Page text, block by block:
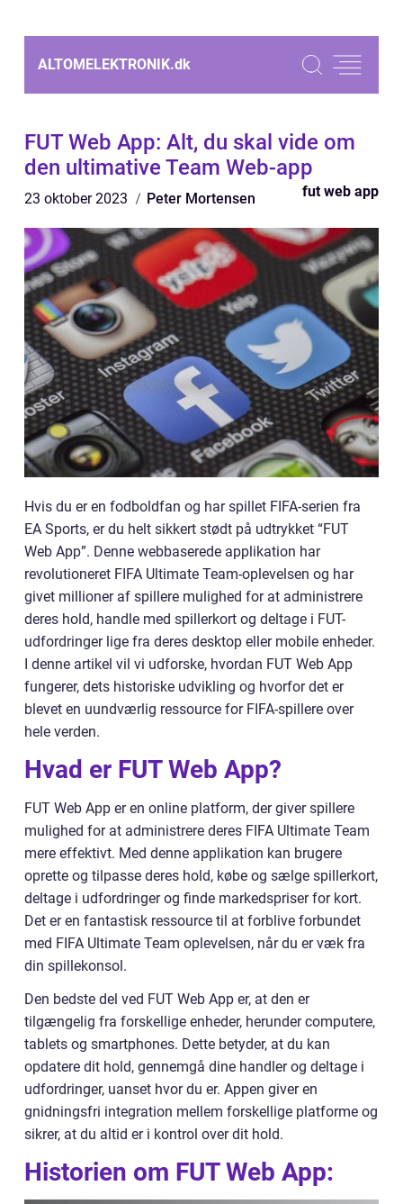
ALTOMELEKTRONIK.dk
FUT Web App: Alt, du skal vide om
den ultimative Team Web-app
23 oktober 2023 Peter Mortensen fut web app
Hvis du er en fodboldfan og har spillet FIFA-serien fra
EA Sports, er du helt sikkert stødt på udtrykket “FUT
Web App”. Denne webbaserede applikation har
revolutioneret FIFA Ultimate Team-oplevelsen og har
givet millioner af spillere mulighed for at administrere
deres hold, handle med spillerkort og deltage i FUT-
udfordringer lige fra deres desktop eller mobile enheder.
I denne artikel vil vi udforske, hvordan FUT Web App
fungerer, dets historiske udvikling og hvorfor det er
blevet en uundværlig ressource for FIFA-spillere over
hele verden.
Hvad er FUT Web App?
FUT Web App er en online platform, der giver spillere
mulighed for at administrere deres FIFA Ultimate Team
mere effektivt. Med denne applikation kan brugere
oprette og tilpasse deres hold, købe og sælge spillerkort,
deltage i udfordringer og finde markedspriser for kort.
Det er en fantastisk ressource til at forblive forbundet
med FIFA Ultimate Team oplevelsen, når du er væk fra
din spillekonsol.
Den bedste del ved FUT Web App er, at den er
tilgængelig fra forskellige enheder, herunder computere,
tablets og smartphones. Dette betyder, at du kan
opdatere dit hold, gennemgå dine handler og deltage i
udfordringer, uanset hvor du er. Appen giver en
gnidningsfri integration mellem forskellige platforme og
sikrer, at du altid er i kontrol over dit hold.
Historien om FUT Web App: